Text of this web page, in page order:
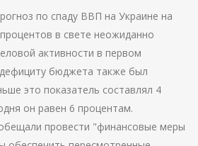
по спаду ВВП на Украине на
в свете неожиданно
активности в первом
бюджета также был
это показатель составлял 4
он равен 6 процентам.
провести "финансовые меры